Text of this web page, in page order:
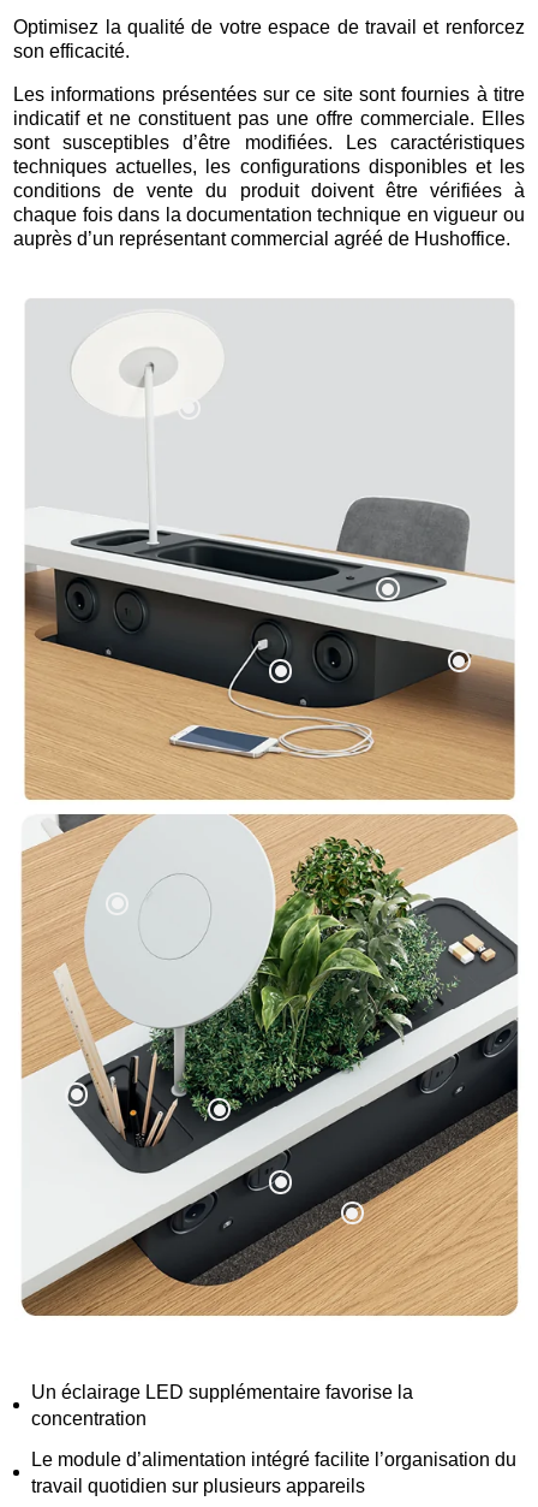
Optimisez la qualité de votre espace de travail et renforcez
son efficacité.
Les informations présentées sur ce site sont fournies à titre
indicatif et ne constituent pas une offre commerciale. Elles
sont susceptibles d’être modifiées. Les caractéristiques
techniques actuelles, les configurations disponibles et les
conditions de vente du produit doivent être vérifiées à
chaque fois dans la documentation technique en vigueur ou
auprès d’un représentant commercial agréé de Hushoffice.
Un éclairage LED supplémentaire favorise la
concentration
Le module d’alimentation intégré facilite l’organisation du
travail quotidien sur plusieurs appareils